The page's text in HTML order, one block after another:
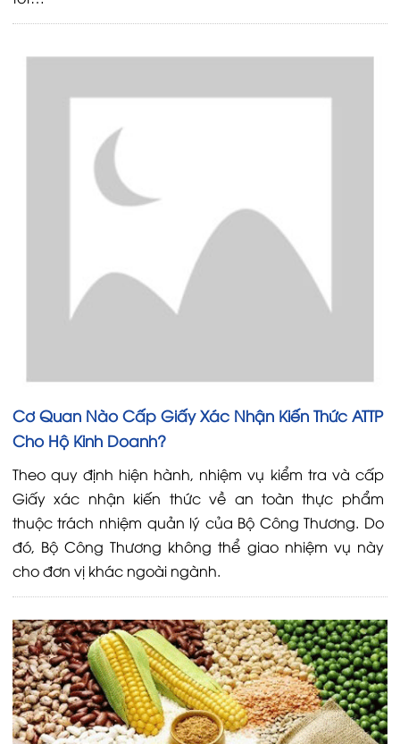
Cơ Quan Nào Cấp Giấy Xác Nhận Kiến Thức ATTP
Cho Hộ Kinh Doanh?
Theo quy định hiện hành, nhiệm vụ kiểm tra và cấp
Giấy xác nhận kiến thức về an toàn thực phẩm
thuộc trách nhiệm quản lý của Bộ Công Thương. Do
đó, Bộ Công Thương không thể giao nhiệm vụ này
cho đơn vị khác ngoài ngành.